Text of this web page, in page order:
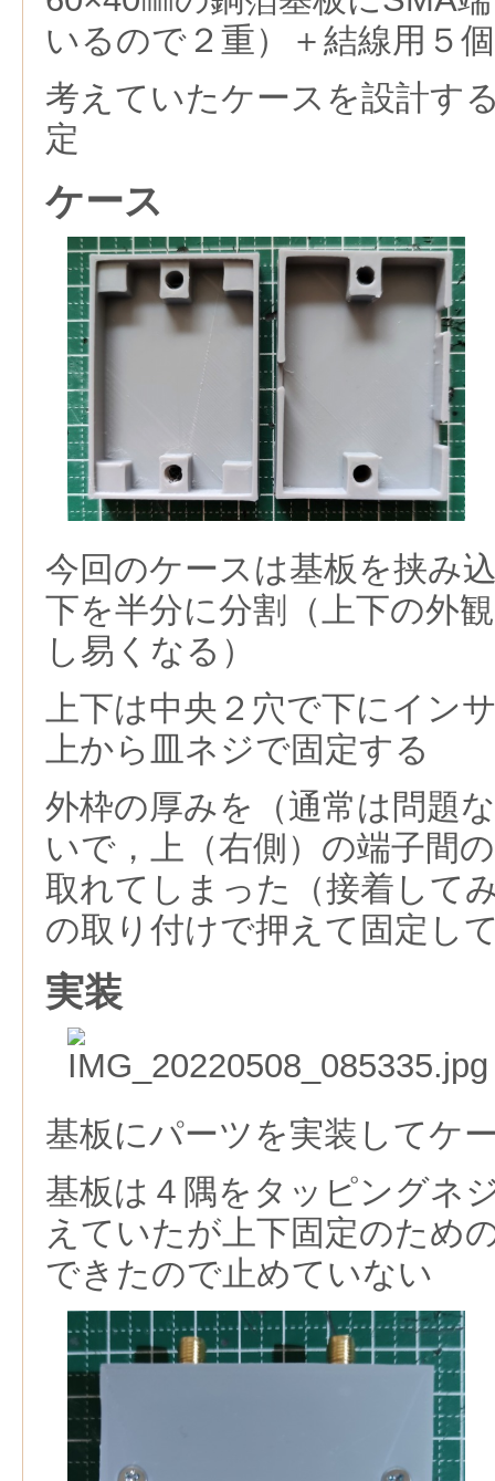
いるので２重）＋結線用５
考えていたケースを設計す
定
ケース
今回のケースは基板を挟み
下を半分に分割（上下の外
し易くなる）
上下は中央２穴で下にイン
上から皿ネジで固定する
外枠の厚みを（通常は問題
いで，上（右側）の端子間
取れてしまった（接着して
の取り付けで押えて固定し
実装
基板にパーツを実装してケ
基板は４隅をタッピングネ
えていたが上下固定のため
できたので止めていない